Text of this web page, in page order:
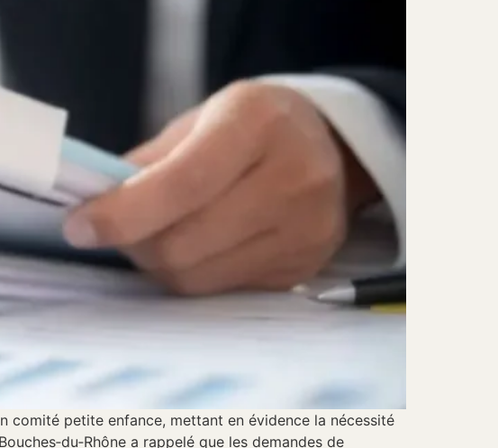
comité petite enfance, mettant en évidence la nécessité
a rappelé que les demandes de